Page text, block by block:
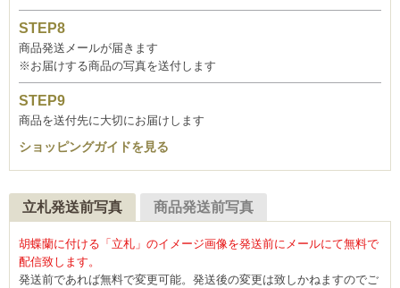
商品発送メールが届きます
※お届けする商品の写真を送付します
商品を送付先に大切にお届けします
ショッピングガイドを見る
立札発送前写真 商品発送前写真
胡蝶蘭に付ける「立札」のイメージ画像を発送前にメールにて無料で
配信致します。
発送前であれば無料で変更可能。発送後の変更は致しかねますのでご